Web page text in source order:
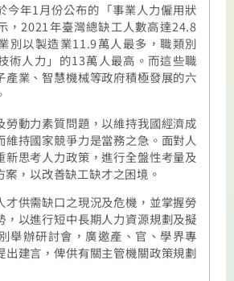
今年1月份公布的「事業人力僱用狀
， 2021年臺灣總缺工人數高達24.8
別以製造業11.9萬人最多，職類別
術人力」的13萬人最高。而這些職
產業、智慧機械等政府積極發展的六
勞動力素質問題，以維持我國經濟成
維持國家競爭力是當務之急。面對人
新思考人力政策，進行全盤性考量及
，以改善缺工缺才之困境。
才供需缺口之現況及危機，並掌握勞
，以進行短中長期人力資源規劃及擬
舉辦研討會，廣邀產、官、學界專
出建言，俾供有關主管機關政策規劃